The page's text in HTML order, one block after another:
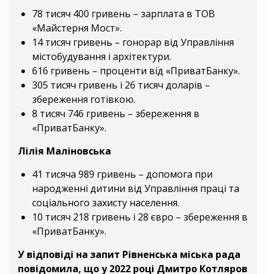
78 тисяч 400 гривень – зарплата в ТОВ
«Майстерня Мост».
14 тисяч гривень – гонорар від Управління
містобудування і архітектури.
616 гривень – проценти від «ПриватБанку».
305 тисяч гривень і 26 тисяч доларів –
збереження готівкою.
8 тисяч 746 гривень – збереження в
«ПриватБанку».
Лілія Маліновська
41 тисяча 989 гривень – допомога при
народженні дитини від Управління праці та
соціального захисту населення.
10 тисяч 218 гривень і 28 євро – збереження в
«ПриватБанку».
У відповіді на запит Рівненська міська рада
повідомила, що у 2022 році Дмитро Котляров